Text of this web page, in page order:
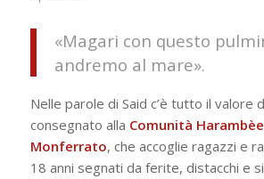
«Magari con questo
andremo al mare».
Nelle parole di Said c’è tutto il valore
consegnato alla Comunità
Monferrato, che accoglie ragazzi e
18 anni segnati da ferite, distacchi e